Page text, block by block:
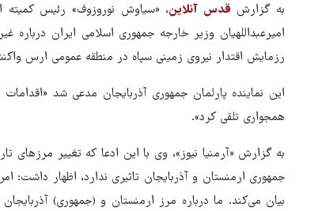
به گزارش قدس آنلاین، «سیاوش نوروزوف» رئیس کمیته
امیرعبداللهیان وزیر خارجه جمهوری اسلامی ایران
رزمایش اقتدار نیروی زمینی سپاه در منطقه عمومی ارس
این نماینده پارلمان جمهوری آذربایجان مدعی شد
همجواری تلقی کرد».
به گزارش «آرمنیا نیوز»، وی با این ادعا که تغییر مرزهای
جمهوری ارمنستان و آذربایجان تاثیری ندارد، اظهار داشت:
بیان می‌کند. ما درباره مرز ارمنستان و (جمهوری)